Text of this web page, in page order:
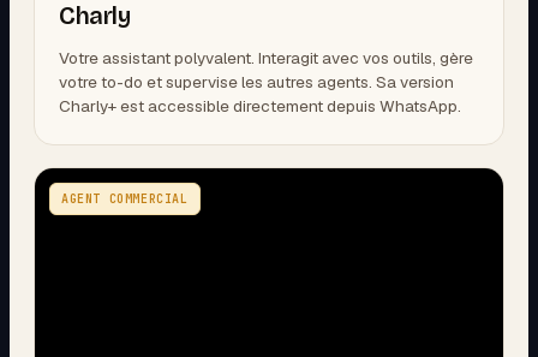
Charly
Votre assistant polyvalent. Interagit avec vos outils, gère
votre to-do et supervise les autres agents. Sa version
Charly+ est accessible directement depuis WhatsApp.
AGENT COMMERCIAL